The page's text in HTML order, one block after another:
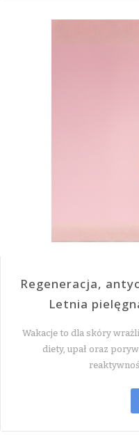
Regeneracja,
Letnia
Wakacje to dla skóry
diety, upał oraz